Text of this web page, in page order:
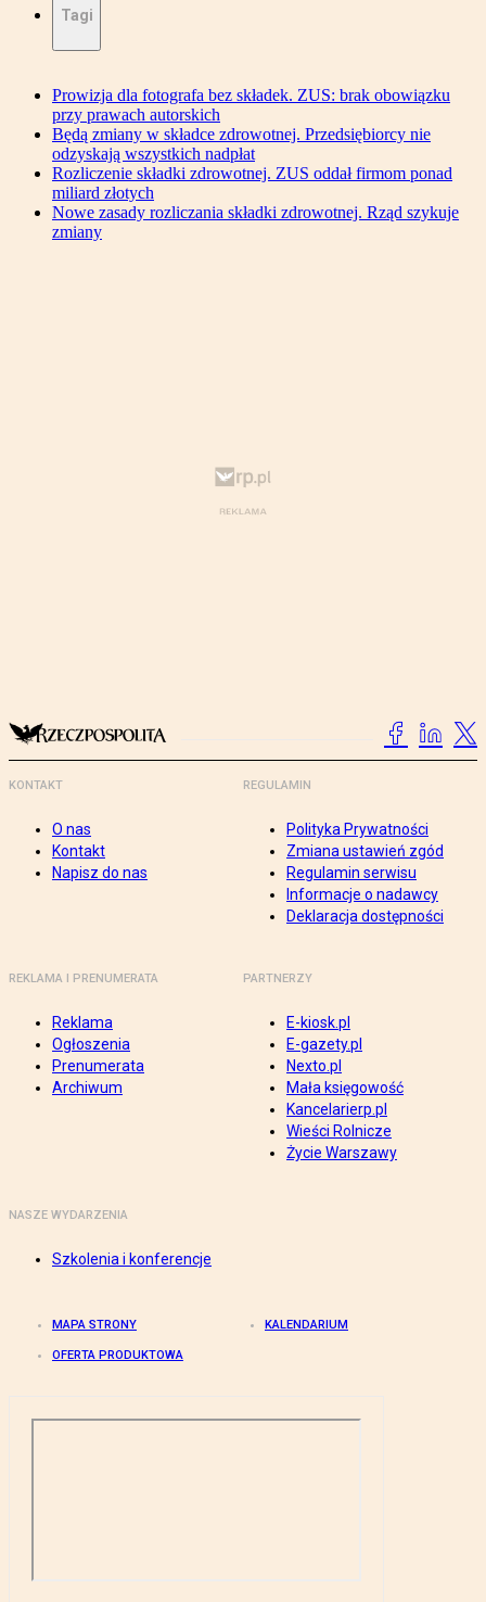
Tagi
Prowizja dla fotografa bez składek. ZUS: brak obowiązku
przy prawach autorskich
Będą zmiany w składce zdrowotnej. Przedsiębiorcy nie
odzyskają wszystkich nadpłat
Rozliczenie składki zdrowotnej. ZUS oddał firmom ponad
miliard złotych
Nowe zasady rozliczania składki zdrowotnej. Rząd szykuje
zmiany
KONTAKT
O nas
Kontakt
Napisz do nas
REGULAMIN
Polityka Prywatności
Zmiana ustawień zgód
Regulamin serwisu
Informacje o nadawcy
Deklaracja dostępności
REKLAMA I PRENUMERATA
Reklama
Ogłoszenia
Prenumerata
Archiwum
PARTNERZY
E-kiosk.pl
E-gazety.pl
Nexto.pl
Mała księgowość
Kancelarierp.pl
Wieści Rolnicze
Życie Warszawy
NASZE WYDARZENIA
Szkolenia i konferencje
MAPA STRONY KALENDARIUM
OFERTA PRODUKTOWA